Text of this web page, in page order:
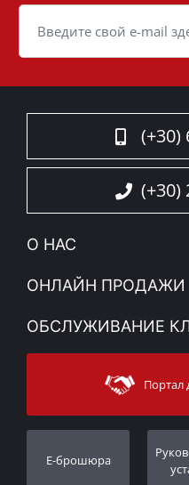
(+30)
(+30)
О НАС
Компания
Новости
Sitemap
ОНЛАЙН ПРОДАЖИ
Mой Aккаунт
Методы доставки
ОБСЛУЖИВАНИЕ
Связаться с
Поддержка клиентов
Порядок слежения
Дилеры
Портал
E-брошюра